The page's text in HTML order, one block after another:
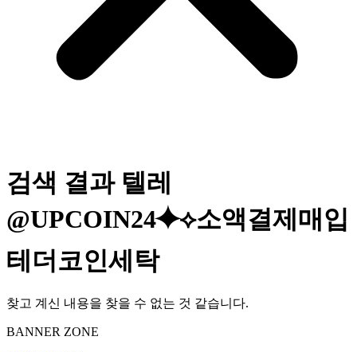
검색 결과 텔레
@UPCOIN24⯌⟡소액결제매입
테더코인세탁
찾고 계신 내용을 찾을 수 없는 것 같습니다.
BANNER ZONE